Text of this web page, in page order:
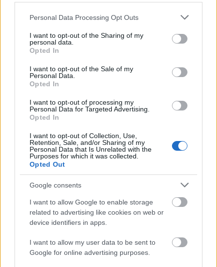
Please note that this website/app uses one or more Google
not limited to your visit or usage behaviour. You may click to
grant or deny consent to Google and its third-party tags to
use your data for below specified purposes in below Google
consent section.
Personal Data Processing Opt Outs
I want to opt-out of the Sharing of my
personal data.
Opted In
I want to opt-out of the Sale of my
Personal Data.
Opted In
I want to opt-out of processing my
Personal Data for Targeted Advertising.
Opted In
I want to opt-out of Collection, Use,
Retention, Sale, and/or Sharing of my
Personal Data that Is Unrelated with the
Purposes for which it was collected.
Opted Out
Google consents
I want to allow Google to enable storage
related to advertising like cookies on web or
device identifiers in apps.
I want to allow my user data to be sent to
Google for online advertising purposes.
másodfokúra csökken a riasztás
Helyi hírek
Bicske vízellátása
termeléssel tehermentesíti a
villamosenergia-rendszert a STRABAG
HIRDETÉS